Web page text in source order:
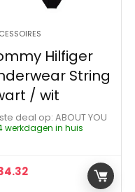
Hilfiger
String
/ wit
deal op:
ABOUT YOU
werkdagen in huis